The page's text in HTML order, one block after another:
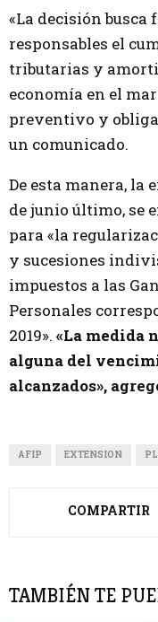
«La decisión
responsables el
tributarias y
economía en el
preventivo y
un comunicado.
De esta manera, la
de junio último, se
para «la
y sucesiones
impuestos a las
Personales
2019». «La medida
alguna del
alcanzados»,
AFIP EXTENSION
COMPARTIR
TAMBIÉN TE